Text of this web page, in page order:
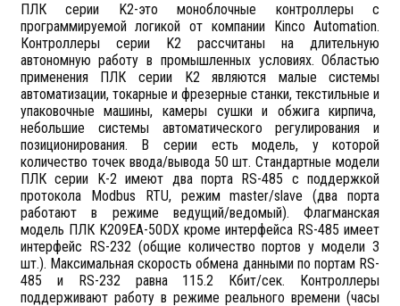
ПЛК серии K2-это моноблочные контроллеры с
программируемой логикой от компании Kinco Automation.
Контроллеры серии K2 рассчитаны на длительную
автономную работу в промышленных условиях. Областью
применения ПЛК серии K2 являются малые системы
автоматизации, токарные и фрезерные станки, текстильные и
упаковочные машины, камеры сушки и обжига кирпича,
небольшие системы автоматического регулирования и
позиционирования. В серии есть модель, у которой
количество точек ввода/вывода 50 шт. Стандартные модели
ПЛК серии K-2 имеют два порта RS-485 с поддержкой
протокола Modbus RTU, режим master/slave (два порта
работают в режиме ведущий/ведомый). Флагманская
модель ПЛК K209EA-50DX кроме интерфейса RS-485 имеет
интерфейс RS-232 (общие количество портов у модели 3
шт.). Максимальная скорость обмена данными по портам RS-
485 и RS-232 равна 115.2 Кбит/сек. Контроллеры
поддерживают работу в режиме реального времени (часы